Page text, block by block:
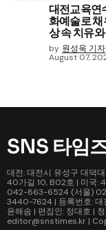
대전교육연
화예술로 채
상 속 치유
by 원성욱 기자
August 07,
SNS 타임
대전: 대전시 유성구 대덕
40가길 10, B02호 | 미국:
042-863-6524 (서울)
3440-7624 | 등록번호: 대
윤해솜 | 편집인: 정대호 |
editor@snstimes.kr |